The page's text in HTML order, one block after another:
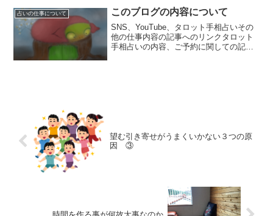
くとか、誰かの弟子になるとか数十万数
百万かけないと無理と思っ...
占いの仕事について このブログの内容について
SNS、YouTube、タロット手相占いその
他の仕事内容の記事へのリンクタロット
手相占いの内容、ご予約に関しての記事
望む引き寄せがうまくいかない３つの原
因 ③